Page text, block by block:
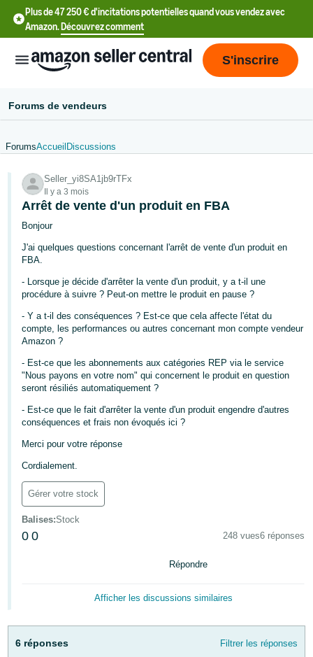
Plus de 47 250 € d'incitations potentielles quand vous vendez avec
Amazon.Découvrez comment
Français
文
-
CN
中
-
Deutsch
- DE
Français
- FR
Italiano
- IT
日
本
語
-
JP
-
KR
Login
S'inscrire
Forums de vendeurs
ForumsAccueil Discussions
Seller_yi8SA1jb9rTFx
Il y a 3 mois
Arrêt de vente d'un produit en FBA
Bonjour
J'ai quelques questions concernant l'arrêt de vente d'un produit en
FBA.
- Lorsque je décide d'arrêter la vente d'un produit, y a t-il une
procédure à suivre ? Peut-on mettre le produit en pause ?
- Y a t-il des conséquences ? Est-ce que cela affecte l'état du
compte, les performances ou autres concernant mon compte vendeur
Amazon ?
- Est-ce que les abonnements aux catégories REP via le service
"Nous payons en votre nom" qui concernent le produit en question
seront résiliés automatiquement ?
- Est-ce que le fait d'arrêter la vente d'un produit engendre d'autres
conséquences et frais non évoqués ici ?
Merci pour votre réponse
Cordialement.
Gérer votre stock
Balises:Stock
0 0 248 vues6 réponses
Répondre
Afficher les discussions similaires
6 réponses Filtrer les réponses